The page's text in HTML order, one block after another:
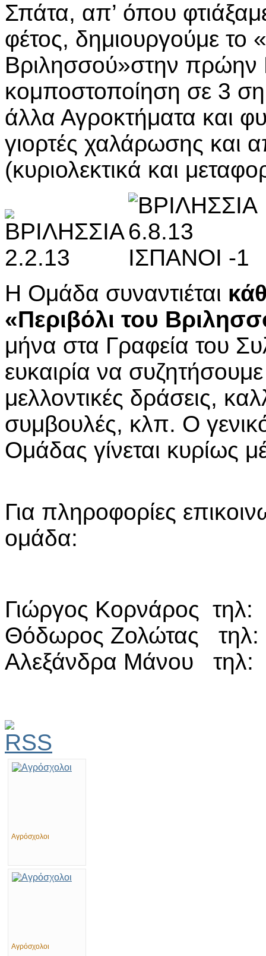
Σπάτα, απ’ όπου
φέτος, δημιουργούμε το
Βριλησσού»στην πρώην
κομποστοποίηση σε 3
άλλα Αγροκτήματα και
γιορτές χαλάρωσης
(κυριολεκτικά και
Η Ομάδα συναντιέται
«Περιβόλι του
μήνα στα Γραφεία του
ευκαιρία να
μελλοντικές δράσεις,
συμβουλές, κλπ. Ο
Ομάδας γίνεται κυρίως
Για πληροφορίες
ομάδα:
Γιώργος Κορνάρος
Θόδωρος Ζολώτας τηλ:
Αλεξάνδρα Μάνου
Αγρόσχολοι
Αγρόσχολοι